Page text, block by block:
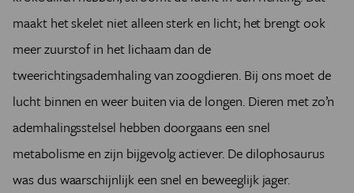
maakt het skelet niet alleen sterk en licht; het brengt ook
meer zuurstof in het lichaam dan de
tweerichtingsademhaling van zoogdieren. Bij ons moet de
lucht binnen en weer buiten via de longen. Dieren met zo’n
ademhalingsstelsel hebben doorgaans een snel
metabolisme en zijn bijgevolg actiever. De dilophosaurus
was dus waarschijnlijk een snel en beweeglijk jager.